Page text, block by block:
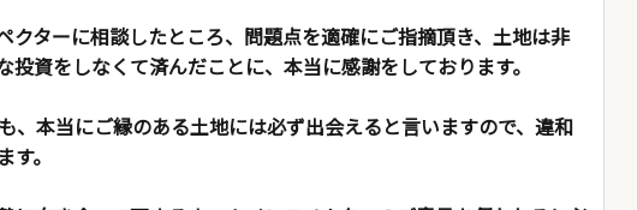
ターに相談したところ、問題点を適確にご指摘頂き、土地は非
資をしなくて済んだことに、本当に感謝をしております。
本当にご縁のある土地には必ず出会えると言いますので、違和
。